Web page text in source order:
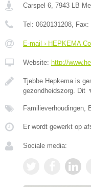
Carspel 6, 7943 LB
Tel: 0620131208, Fax:
E-mail › HEPKEMA
Website: http://
Tjebbe Hepkema is
gezondheidszorg. Dit
Familieverhoudingen,
Er wordt gewerkt op
Sociale media: